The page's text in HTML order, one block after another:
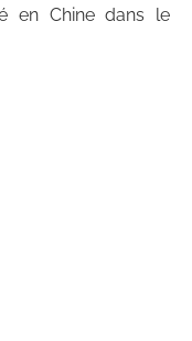
en Chine dans le